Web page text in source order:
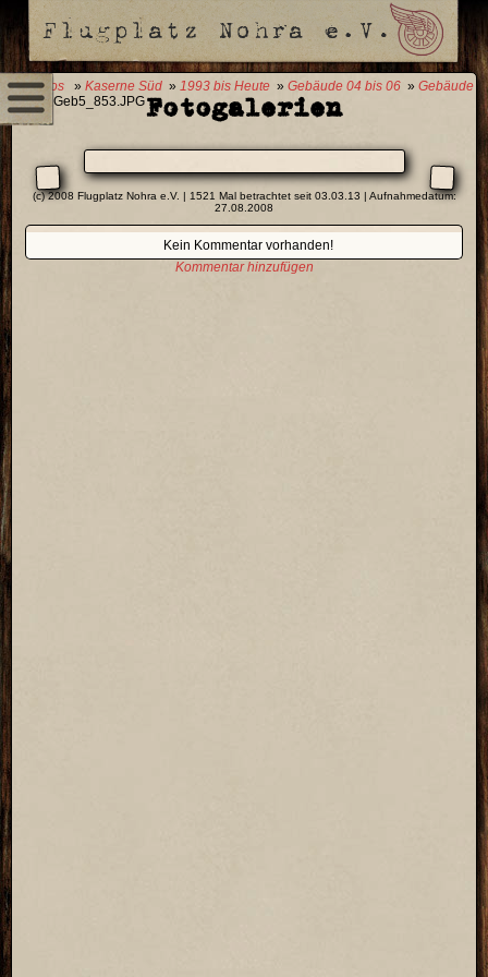
0 Fotos » Kaserne Süd » 1993 bis Heute » Gebäude 04 bis 06 » Gebäude
05» Geb5_853.JPGFotogalerien
(c) 2008 Flugplatz Nohra e.V. | 1521 Mal betrachtet seit 03.03.13 | Aufnahmedatum:
27.08.2008
Kein Kommentar vorhanden!
Kommentar hinzufügen